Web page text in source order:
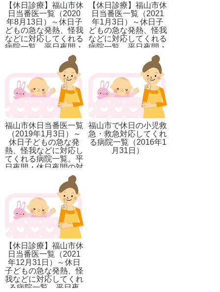
【休日診療】福山市休
日当番医一覧（2020
年8月13日）～休日子
どもの急な発熱、怪我
などに対応してくれる
病院一覧。平日夜間・
休日夜間の対応先も記
【休日診療】福山市休
日当番医一覧（2021
年1月3日）～休日子
どもの急な発熱、怪我
などに対応してくれる
病院一覧。平日夜間・
休日夜間の対応先も記
福山市休日当番医一覧
（2019年1月3日）～
休日子どもの急な発
熱、怪我などに対応し
てくれる病院一覧。平
日夜間・休日夜間の対
福山市で休日の小児救
急・救急対応してくれ
る病院一覧（2016年1
月31日）
【休日診療】福山市休
日当番医一覧（2021
年12月31日）～休日
子どもの急な発熱、怪
我などに対応してくれ
る病院一覧。平日夜